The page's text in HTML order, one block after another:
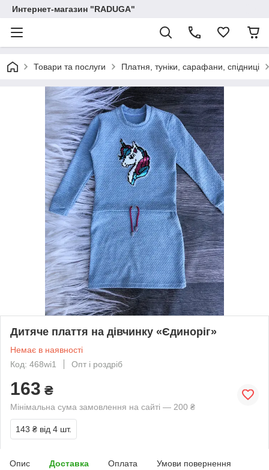
Интернет-магазин "RADUGA"
Товари та послуги Платня, туніки, сарафани, спідниці
Дитяче плаття на дівчинку «Єдиноріг»
Немає в наявності
Код: 468wi1
Опт і роздріб
163 ₴
Мінімальна сума замовлення на сайті — 200 ₴
143 ₴ від 4 шт.
Опис Доставка Оплата Умови повернення